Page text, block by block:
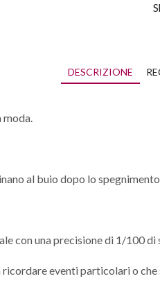
DESCRIZIONE
moda.
al buio dopo lo
una precisione di 1/100 di
eventi particolari o